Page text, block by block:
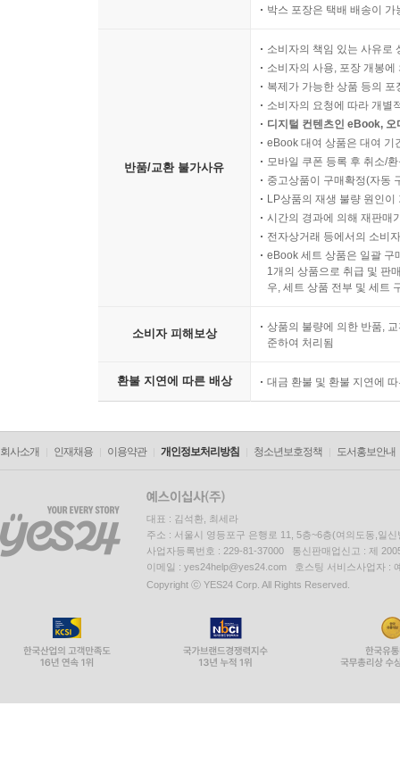
수 없는 친근함과 정겨움이 넘쳐나는 이 책은, 기
『메시지』는 내가 아는 성경의 최근 번역본 중
온 사람은 이 『메시지』를 통해 예수님의 말씀을
『메시지』는 하나님 말씀을 교인들에게 전하려
성경을 읽어도 이해가 되지 않아 성경을 덮어 버
않은 사람이다. 놀랍게도 『메시지』는, 일상적
달라스 윌라드, 『하나님의 모략』 저자
『메시지』는 성경 본래의 목소리를 생생한 언어
원문의 논리적 흐름과 활력적인 정서, 함축된 의미
제임스 I. 패커, 『하나님을 아는 지식』 저자
『메시지』는 오늘날 살아 있는 일상의 언어로
우리는 전 교인과 함께 『메시지』를 읽었고, 지금
릭 워렌, 새들백교회 담임목사
『메시지』는 믿는 자나 믿음을 찾고 있는 자 모
빌 하이벨스, 윌로우크릭커뮤니티교회 담임목사
『메시지』의 신선한 관점과 형식은 예수님에 관
박스 포장은 택배 배송이
반품/교환 불가사유
소비자의 책임 있는 사유로
소비자의 사용, 포장 개봉
복제가 가능한 상품 등의
소비자의 요청에 따라 개별
디지털 컨텐츠인 eBook,
eBook 대여 상품은 대여 기
모바일 쿠폰 등록 후 취소/
중고상품이 구매확정(자동
LP상품의 재생 불량 원인
시간의 경과에 의해 재판매
전자상거래 등에서의 소비
eBook 세트 상품은 일괄 구
1개의 상품으로 취급 및 판
우, 세트 상품 전부 및 세트
소비자 피해보상
상품의 불량에 의한 반품,
준하여 처리됨
환불 지연에 따른 배상 대금 환불 및 환불 지연에
회사소개 인재채용 이용약관 개인정보처리방침 청소년보호정책 도서홍보안내
대표 : 김석환, 최세라
주소 : 서울시 영등포구 은행로 11, 5층~6층(여의도동,일신
사업자등록번호 : 229-81-37000 통신판매업신고 : 제
이메일 : yes24help@yes24.com 호스팅 서비스사업자 :
Copyright ⓒ YES24 Corp. All Rights Reserved.